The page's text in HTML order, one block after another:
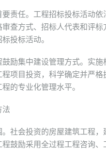
任。工程招标投标活动依
查方式、招标人代表和评
投标活动。
集中建设管理方式。实施
项目投资，科学确定并严
的专业化管理水平。
会投资的房屋建筑工程，
鼓励采用全过程工程咨询